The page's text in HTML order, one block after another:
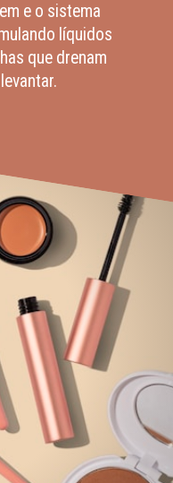
e o sistema
líquidos
que drenam